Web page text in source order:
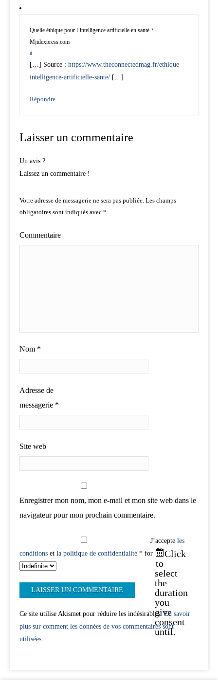
Quelle éthique pour l’intelligence artificielle en santé ? -
Mjidexpress.com
à
[…] Source : https://www.theconnectedmag.fr/ethique-
intelligence-artificielle-sante/ […]
Répondre
Laisser un commentaire
Un avis ?
Laissez un commentaire !
Votre adresse de messagerie ne sera pas publiée. Les champs
obligatoires sont indiqués avec *
Commentaire
Nom *
Adresse de
messagerie *
Site web
Enregistrer mon nom, mon e-mail et mon site web dans le
navigateur pour mon prochain commentaire.
J’accepte les
conditions et la politique de confidentialité * for
Click
to
select
the
duration
you
give
consent
until.
Ce site utilise Akismet pour réduire les indésirables.En savoir
plus sur comment les données de vos commentaires sont
utilisées